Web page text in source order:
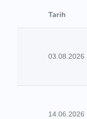
Tarih
03.08.2026
14.06.2026